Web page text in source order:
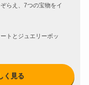
らえ、7つの宝物をイ
トとジュエリーボッ
く見る